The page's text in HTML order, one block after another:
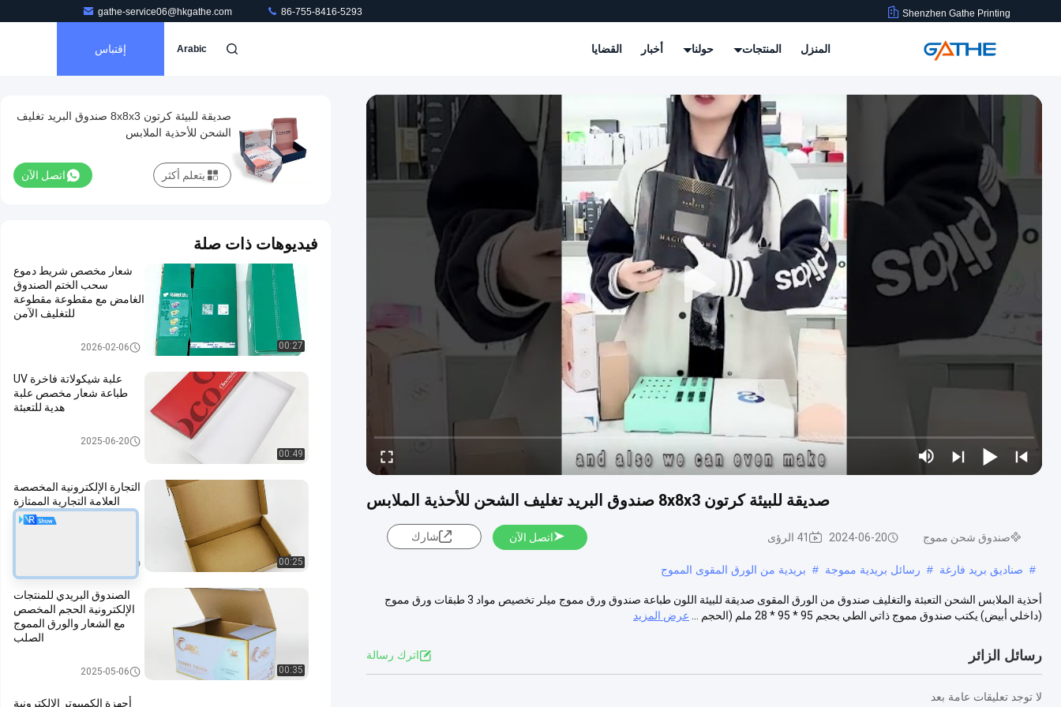
Shenzhen Gathe Printing
gathe-service06@hkgathe.com 86-755-8416-5293
المنزل المنتجات حولنا أخبار القضايا Arabic إقتباس
صديقة للبيئة كرتون 8x8x3 صندوق البريد تغليف الشحن للأحذية الملابس
صندوق شحن مموج 2024-06-20 41 الرؤى اتصل الآن شارك
# صناديق بريد فارغة # رسائل بريدية مموجة # بريدية من الورق المقوى المموج
أحذية الملابس الشحن التعبئة والتغليف صندوق من الورق المقوى صديقة للبيئة اللون طباعة صندوق ورق مموج ميلر تخصيص مواد 3 طبقات ورق مموج
(داخلي أبيض) يكتب صندوق مموج ذاتي الطي بحجم 95 * 95 * 28 ملم (الحجم ...
عرض المزيد
رسائل الزائر اترك رسالة
لا توجد تعليقات عامة بعد
صديقة للبيئة كرتون 8x8x3 صندوق البريد تغليف
الشحن للأحذية الملابس
اتصل الآن يتعلم أكثر
فيديوهات ذات صلة
00:27
شعار مخصص شريط دموع
سحب الختم الصندوق
الغامض مع مقطوعة مقطوعة
للتغليف الآمن
صندوق شحن مموج2026-02-06
00:49
علبة شيكولاتة فاخرة UV
طباعة شعار مخصص علبة
هدية للتعبئة
صندوق تغليف هدايا من الورق المق
2025-06-20
00:25
التجارة الإلكترونية المخصصة
العلامة التجارية الممتازة
التعبئة الحرفية ورق البريد
00:35
الصندوق البريدي للمنتجات
الإلكترونية الحجم المخصص
مع الشعار والورق المموج
الصلب
صندوق شحن مموج2025-05-06
أجهزة الكمبيوتر الإلكترونية